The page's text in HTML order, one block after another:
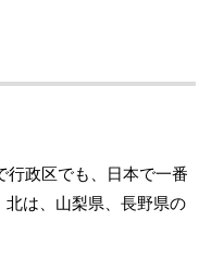
行政区でも、日本で一番
北は、山梨県、長野県の